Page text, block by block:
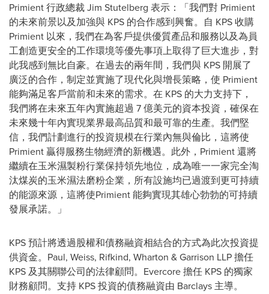
Primient 行政總裁Jim Stutelberg 表示：「我們對 Primient
的未來前景以及加強與 KPS 的合作感到興奮。自 KPS 收購
Primient 以來，我們在為客戶提供優質產品和服務以及為員
工創造更安全的工作環境等優先事項上取得了巨大進步，對
此我感到無比自豪。在過去的兩年間，我們與 KPS 開展了
廣泛的合作，制定並實施了現代化與增長策略，使 Primient
能夠滿足客戶當前和未來的需求。在 KPS 的大力支持下，
我們將在未來五年內實施超過 7 億美元的資本投資，確保在
未來幾十年內實現業界最高品質和最可靠的生產。我們堅
信，我們計劃進行的投資規模在行業內無與倫比，這將使
Primient 贏得服務生物經濟的新機遇。此外，Primient 還將
繼續在玉米濕製粉行業保持領先地位，成為唯一一家完全淘
汰煤炭的玉米濕法磨粉企業，所有設施均已過渡到更可持續
的能源來源，這將使Primient 能夠實現其雄心勃勃的可持續
發展承諾。」
KPS 預計將透過股權和債務融資相結合的方式為此次投資提
供資金。Paul, Weiss, Rifkind, Wharton & Garrison LLP 擔任
KPS 及其關聯公司的法律顧問。Evercore 擔任 KPS 的獨家
財務顧問。支持 KPS 投資的債務融資由 Barclays 主導。